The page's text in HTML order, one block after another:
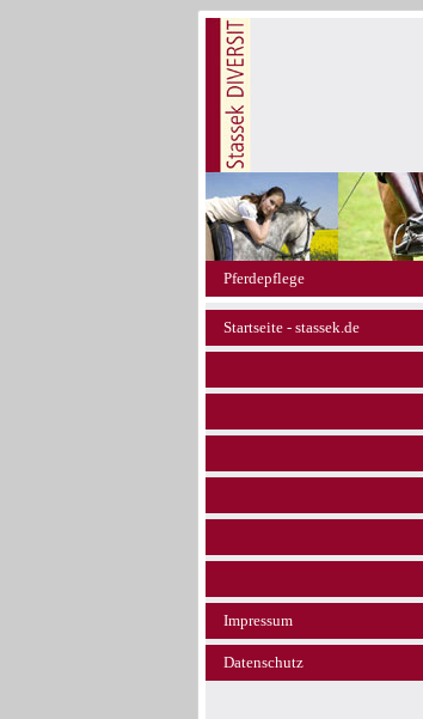
Pferdepflege
Startseite - stassek.de
Impressum
Datenschutz